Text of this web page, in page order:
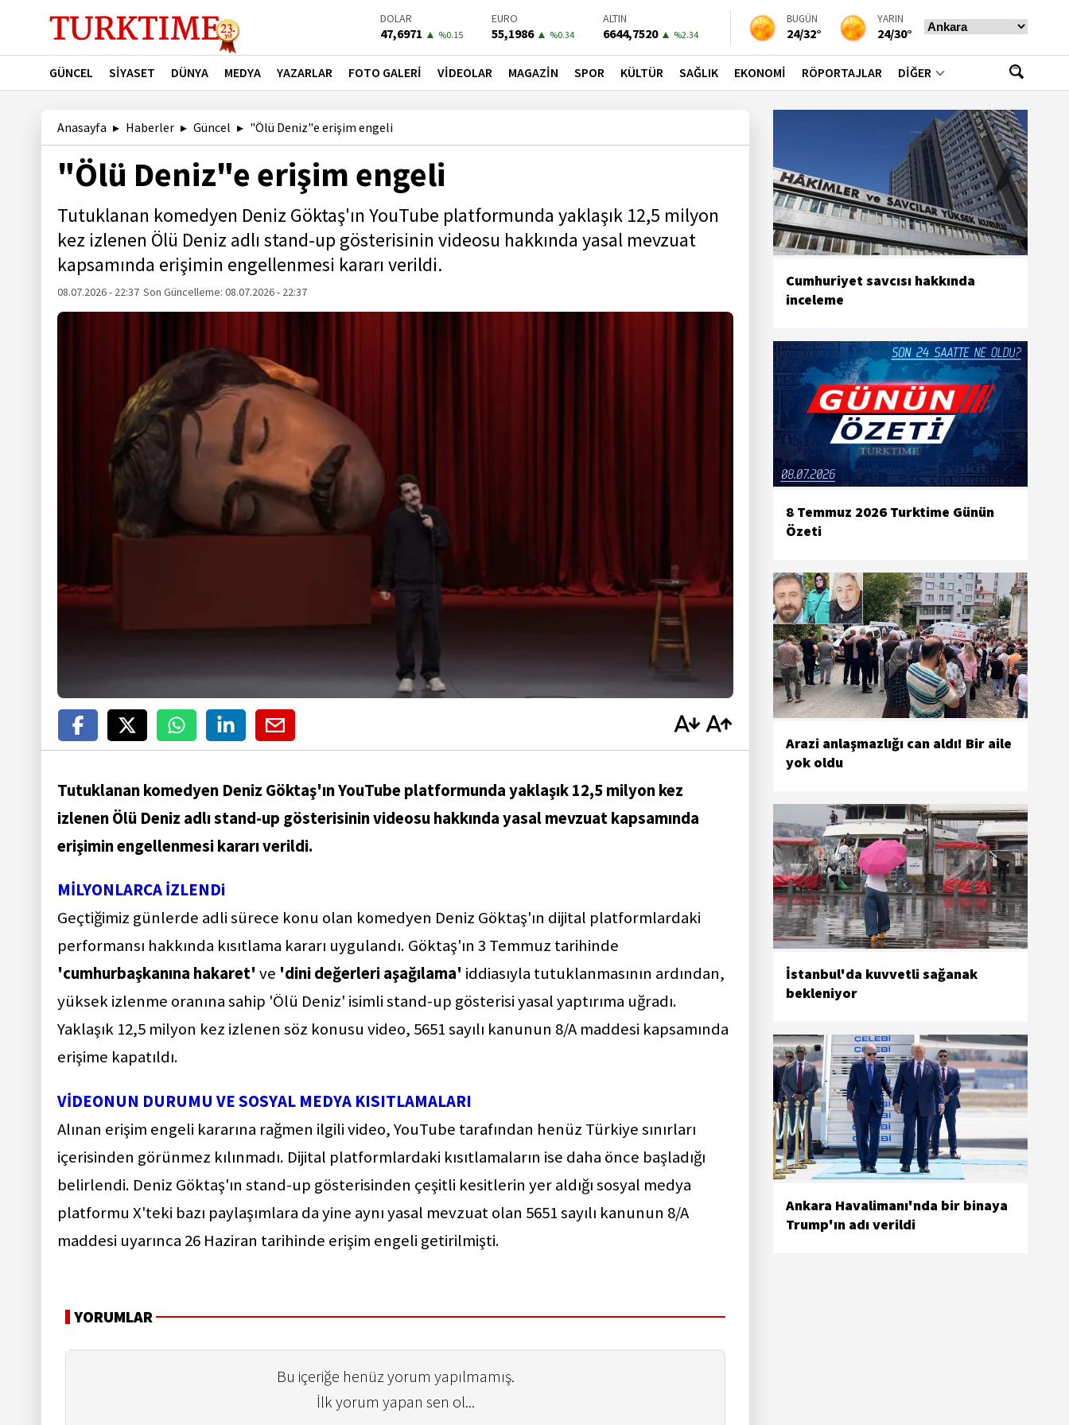
DOLAR
47,6971 ▲ %0.15
EURO
55,1986 ▲ %0.34
ALTIN
6644,7520 ▲ %2.34
BIST-100
13779,39 ▼ %-0.14
PETROL
82,7600▼ %-0.02
BONO
41,3000 ▼ %-0.55
BUGÜN
24/32°
YARIN
24/30°
GÜNCEL SİYASET DÜNYA MEDYA YAZARLAR FOTO GALERİ VİDEOLAR MAGAZİN SPOR KÜLTÜR SAĞLIK EKONOMİ RÖPORTAJLAR DİĞER
Anasayfa Haberler Güncel "Ölü Deniz"e erişim engeli
"Ölü Deniz"e erişim engeli
Tutuklanan komedyen Deniz Göktaş'ın YouTube platformunda yaklaşık 12,5 milyon
kez izlenen Ölü Deniz adlı stand-up gösterisinin videosu hakkında yasal mevzuat
kapsamında erişimin engellenmesi kararı verildi.
08.07.2026 - 22:37 Son Güncelleme:08.07.2026 - 22:37
Tutuklanan komedyen Deniz Göktaş'ın YouTube platformunda yaklaşık 12,5 milyon kez
izlenen Ölü Deniz adlı stand-up gösterisinin videosu hakkında yasal mevzuat kapsamında
erişimin engellenmesi kararı verildi.
MİLYONLARCA İZLENDi
Geçtiğimiz günlerde adli sürece konu olan komedyen Deniz Göktaş'ın dijital platformlardaki
performansı hakkında kısıtlama kararı uygulandı. Göktaş'ın 3 Temmuz tarihinde
'cumhurbaşkanına hakaret've 'dini değerleri aşağılama' iddiasıyla tutuklanmasının ardından,
yüksek izlenme oranına sahip 'Ölü Deniz' isimli stand-up gösterisi yasal yaptırıma uğradı.
Yaklaşık 12,5 milyon kez izlenen söz konusu video, 5651 sayılı kanunun 8/A maddesi kapsamında
erişime kapatıldı.
VİDEONUN DURUMU VE SOSYAL MEDYA KISITLAMALARI
Alınan erişim engeli kararına rağmen ilgili video, YouTube tarafından henüz Türkiye sınırları
içerisinden görünmez kılınmadı. Dijital platformlardaki kısıtlamaların ise daha önce başladığı
belirlendi. Deniz Göktaş'ın stand-up gösterisinden çeşitli kesitlerin yer aldığı sosyal medya
platformu X'teki bazı paylaşımlara da yine aynı yasal mevzuat olan 5651 sayılı kanunun 8/A
maddesi uyarınca 26 Haziran tarihinde erişim engeli getirilmişti.
YORUMLAR
Bu içeriğe henüz yorum yapılmamış.
İlk yorum yapan sen ol...
Cumhuriyet savcısı hakkında
inceleme
8 Temmuz 2026 Turktime Günün
Özeti
Arazi anlaşmazlığı can aldı! Bir aile
yok oldu
İstanbul'da kuvvetli sağanak
bekleniyor
Ankara Havalimanı'nda bir binaya
Trump'ın adı verildi